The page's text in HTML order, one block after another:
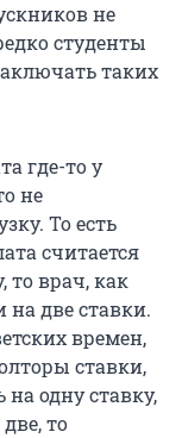
не
студенты
таких
где-то у
не
То есть
считается
то врач, как
на две ставки.
времен,
ставки,
на одну ставку,
то